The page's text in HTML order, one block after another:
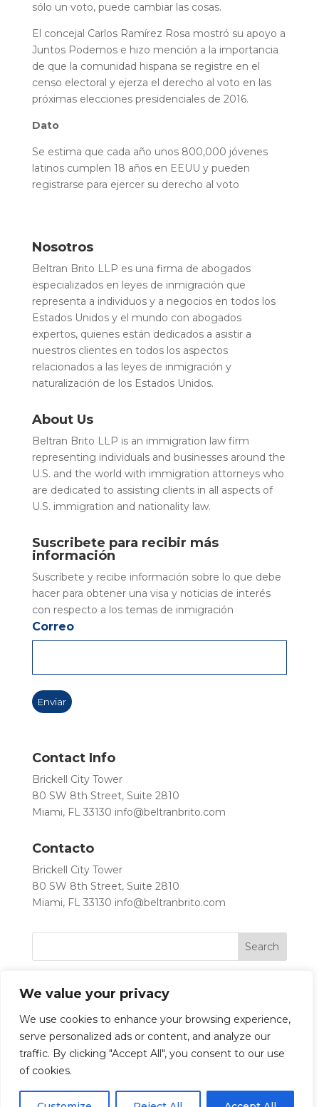
We value your privacy
We use cookies to enhance your browsing experience,
serve personalized ads or content, and analyze our
traffic. By clicking "Accept All", you consent to our use
of cookies.
sólo un voto, puede cambiar las cosas.
El concejal Carlos Ramírez Rosa mostró su apoyo a
Juntos Podemos e hizo mención a la importancia
de que la comunidad hispana se registre en el
censo electoral y ejerza el derecho al voto en las
próximas elecciones presidenciales de 2016.
Dato
Se estima que cada año unos 800,000 jóvenes
latinos cumplen 18 años en EEUU y pueden
registrarse para ejercer su derecho al voto
Nosotros
Beltran Brito LLP es una firma de abogados
especializados en leyes de inmigración que
representa a individuos y a negocios en todos los
Estados Unidos y el mundo con abogados
expertos, quienes están dedicados a asistir a
nuestros clientes en todos los aspectos
relacionados a las leyes de inmigración y
naturalización de los Estados Unidos.
About Us
Beltran Brito LLP is an immigration law firm
representing individuals and businesses around the
U.S. and the world with immigration attorneys who
are dedicated to assisting clients in all aspects of
U.S. immigration and nationality law.
Suscribete para recibir más
información
Suscríbete y recibe información sobre lo que debe
hacer para obtener una visa y noticias de interés
con respecto a los temas de inmigración
Correo
Contact Info
Brickell City Tower
80 SW 8th Street, Suite 2810
Miami, FL 33130 info@beltranbrito.com
Contacto
Brickell City Tower
80 SW 8th Street, Suite 2810
Miami, FL 33130 info@beltranbrito.com
Let’s Work Together